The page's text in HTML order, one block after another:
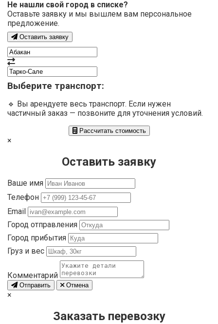
Не нашли свой город в списке?
Оставьте заявку и мы вышлем вам персональное
предложение.
Оставить заявку
Выберите транспорт:
🔹 Вы арендуете весь транспорт. Если нужен
частичный заказ — позвоните для уточнения условий.
Рассчитать стоимость
×
Оставить заявку
Ваше имя
Телефон
Email
Город отправления
Город прибытия
Груз и вес
Комментарий
Отправить Отмена
×
Заказать перевозку